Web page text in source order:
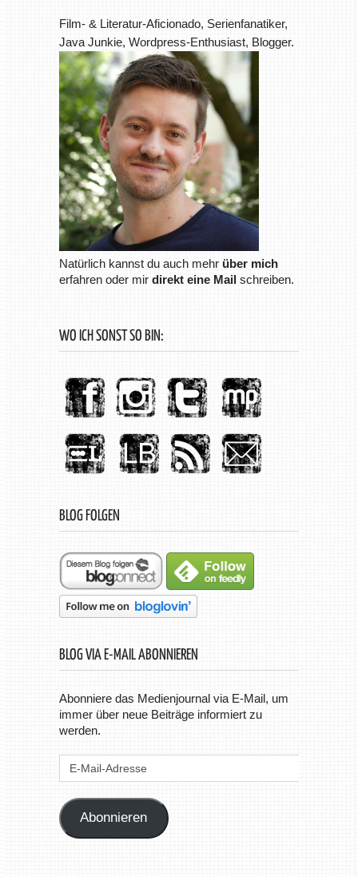
Film- & Literatur-Aficionado, Serienfanatiker,
Java Junkie, Wordpress-Enthusiast, Blogger.
Natürlich kannst du auch mehr über mich
erfahren oder mir direkt eine Mailschreiben.
WO ICH SONST SO BIN:
BLOG FOLGEN
BLOG VIA E-MAIL ABONNIEREN
Abonniere das Medienjournal via E-Mail, um
immer über neue Beiträge informiert zu
werden.
Abonnieren